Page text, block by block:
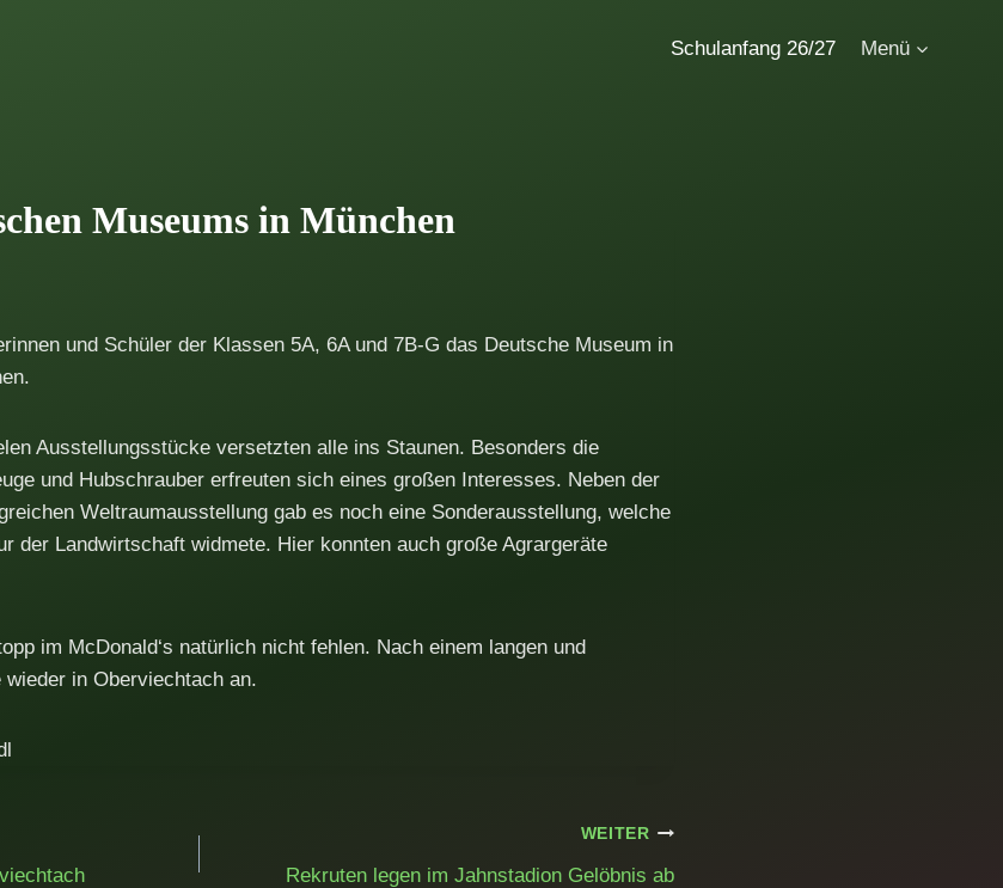
Schulanfang 26/27 Menü
Museums in München
und Schüler der Klassen 5A, 6A und 7B-G das Deutsche Museum in
Ausstellungsstücke versetzten alle ins Staunen. Besonders die
und Hubschrauber erfreuten sich eines großen Interesses. Neben der
Weltraumausstellung gab es noch eine Sonderausstellung, welche
der Landwirtschaft widmete. Hier konnten auch große Agrargeräte
im McDonald‘s natürlich nicht fehlen. Nach einem langen und
in Oberviechtach an.
WEITER
Rekruten legen im Jahnstadion Gelöbnis ab